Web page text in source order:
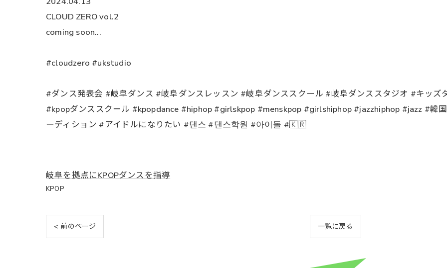
CLOUD ZERO vol.2
coming soon...
#cloudzero #ukstudio
#ダンス発表会 #岐阜ダンス #岐阜ダンスレッスン #岐阜ダンススクール #岐阜ダンススタジオ #キッ
#kpopダンススクール #kpopdance #hiphop #girlskpop #menskpop #girlshiphop #jazzhiphop #jazz #韓
ーディション #アイドルになりたい #댄스 #댄스학원 #아이돌 #🇰🇷
岐阜を拠点にKPOPダンスを指導
KPOP
< 前のページ 一覧に戻る